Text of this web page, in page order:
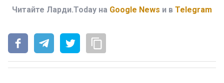
Читайте Ларди.Today на Google News и в Telegram